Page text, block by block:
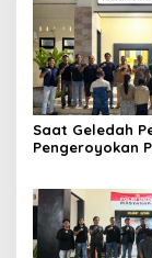
Saat Geledah
Pengeroyokan
Amankan Satu
Wanita
Pengguna